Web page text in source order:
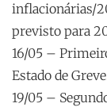
inflacionárias/
previsto para
16/05 –
Estado de
19/05 –